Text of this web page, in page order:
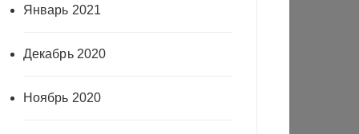
Январь 2021
Декабрь 2020
Ноябрь 2020